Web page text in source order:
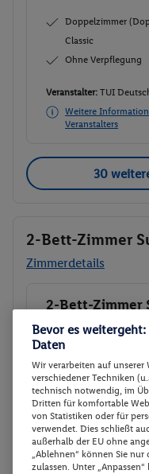
Doppelzimmer
Classic
Ohne Verpflegung
Veranstalter: TUI
Weitere
Veranstalters
30
2-Bett-Zimmer
Zimmerdetails
Buchen
2-Bett-Zimmer
17.01. - 19.01.2027
2-Bett-Zimmer
Ohne Verpflegung
Veranstalter: DERTOUR
Weitere
Veranstalters
Bevor es
Daten
Wir verarbeiten auf unserer
verschiedener Techniken
technisch notwendig, im
Dritten für komfortable
von Statistiken oder für
verwendet. Dies schließt
außerhalb der EU ohne
„Ablehnen“ können Sie
zulassen. Unter